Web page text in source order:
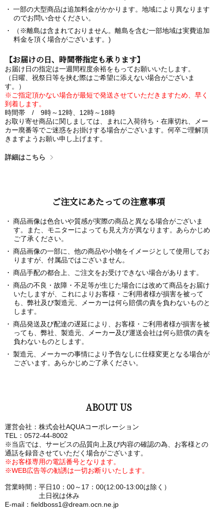
一部の大型商品は追加料金がかかります。地域により異なります
のでお問い合せください。
（※離島は含まれておりません。離島を含む一部地域は実費追加
料金を頂く場合がございます。)
【お届けの日、時間帯指定も承ります】
お届け日の指定は一週間程度余裕をもってお願いいたします。
（日曜、祝祭日等を挟む際はご希望に添えない場合がございま
す。）
※ご指定頂かない場合が最短で発送させていただきますため、早く
到着します。
時間帯 / 9時～12時、12時～18時
お取り寄せ商品に関しましては、まれに入荷待ち・在庫切れ、メー
カー廃番等でご迷惑をお掛けする場合がございます。何卒ご理解頂
きますようお願い申し上げます。
詳細はこちら
ご注文にあたっての注意事項
商品画像は色合いや質感が実際の商品と異なる場合がございま
す。また、モニターによっても見え方が異なります。あらかじめ
ご了承ください。
商品画像の一部に、他の商品や小物をイメージとして使用してお
りますが、付属品ではございません。
商品手配の都合上、ご注文をお受けできない場合があります。
商品の不良・故障・不足等が生じた場合には改めて商品をお届け
いたしますが、これによりお客様・ご利用者様が損害を被って
も、弊社及び製造元、メーカーは何ら賠償の責を負わないものと
します。
商品発送及び配達の遅延により、お客様・ご利用者様が損害を被
っても、弊社、製造元、メーカー及び運送会社は何ら賠償の責を
負わないものとします。
製造元、メーカーの事情により予告なしに仕様変更となる場合が
ございます。あらかじめご了承ください。
ABOUT US
運営会社：株式会社AQUAコーポレーション
TEL：0572-44-8002
※当店では、サービスの品質向上及び内容の確認の為、お客様との
通話を録音させていただく場合がございます。
※お客様専用の電話番号となります。
※WEB広告等の勧誘は一切お断りいたします。
営業時間：平日10：00～17：00(12:00-13:00は除く）
土日祝は休み
E-mail：fieldboss1@dream.ocn.ne.jp